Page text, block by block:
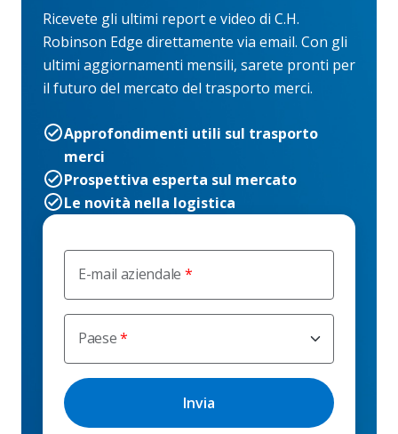
E-mail aziendale
Paese
Ricevete gli ultimi report e video di C.H.
Robinson Edge direttamente via email. Con gli
ultimi aggiornamenti mensili, sarete pronti per
il futuro del mercato del trasporto merci.
Approfondimenti utili sul trasporto
merci
Prospettiva esperta sul mercato
Le novità nella logistica